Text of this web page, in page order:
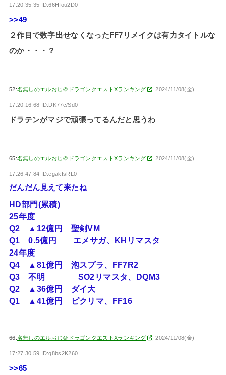
17:20:35.35 ID:66HIou2D0
>>49
２作目で数字出せなくなったFF7リメイクは有力タイトルな
のか・・・？
52:名無しのエルおじ＠ドラゴンクエストXランキング 2024/11/08(金)
17:20:16.68 ID:DK77c/Sd0
ドラテンがマジで頑張ってるんだと思うわ
65:名無しのエルおじ＠ドラゴンクエストXランキング 2024/11/08(金)
17:26:47.84 ID:egakfsRL0
だんだん見えて来たね
HD部門(累積)
25年度
Q2 ▲12億円 聖剣VM
Q1 0.5億円 エメサガ、KHリマスタ
24年度
Q4 ▲81億円 泡スプラ、FF7R2
Q3 不明 SO2リマスタ、DQM3
Q2 ▲36億円 ダイ大
Q1 ▲41億円 ピクリマ、FF16
66:名無しのエルおじ＠ドラゴンクエストXランキング 2024/11/08(金)
17:27:30.59 ID:q8bs2K260
>>65